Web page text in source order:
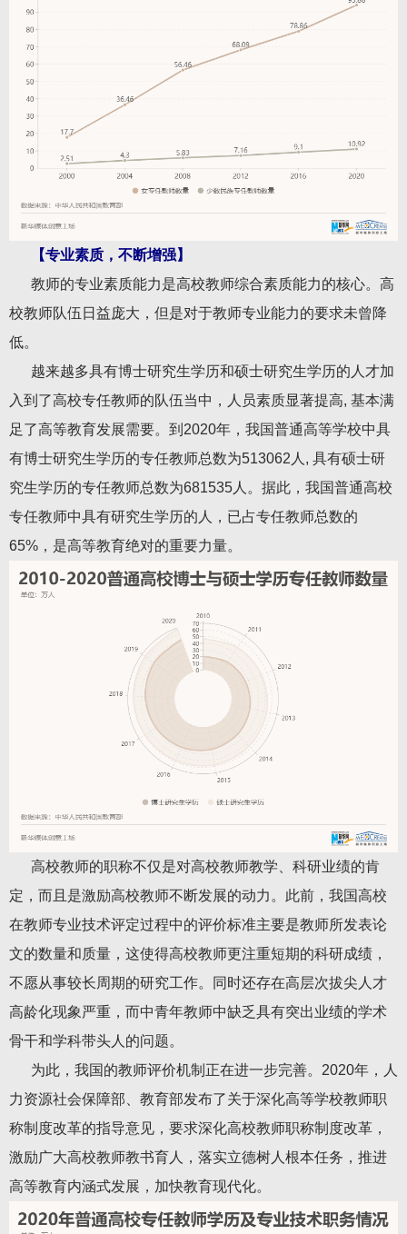
【专业素质，不断增强】
教师的专业素质能力是高校教师综合素质能力的核心。高
校教师队伍日益庞大，但是对于教师专业能力的要求未曾降
低。
越来越多具有博士研究生学历和硕士研究生学历的人才加
入到了高校专任教师的队伍当中，人员素质显著提高, 基本满
足了高等教育发展需要。到2020年，我国普通高等学校中具
有博士研究生学历的专任教师总数为513062人, 具有硕士研
究生学历的专任教师总数为681535人。据此，我国普通高校
专任教师中具有研究生学历的人，已占专任教师总数的
65%，是高等教育绝对的重要力量。
高校教师的职称不仅是对高校教师教学、科研业绩的肯
定，而且是激励高校教师不断发展的动力。此前，我国高校
在教师专业技术评定过程中的评价标准主要是教师所发表论
文的数量和质量，这使得高校教师更注重短期的科研成绩，
不愿从事较长周期的研究工作。同时还存在高层次拔尖人才
高龄化现象严重，而中青年教师中缺乏具有突出业绩的学术
骨干和学科带头人的问题。
为此，我国的教师评价机制正在进一步完善。2020年，人
力资源社会保障部、教育部发布了关于深化高等学校教师职
称制度改革的指导意见，要求深化高校教师职称制度改革，
激励广大高校教师教书育人，落实立德树人根本任务，推进
高等教育内涵式发展，加快教育现代化。